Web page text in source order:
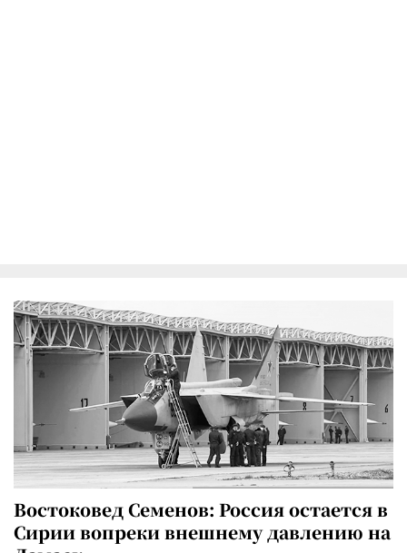
Востоковед Семенов: Россия остается в
Сирии вопреки внешнему давлению на